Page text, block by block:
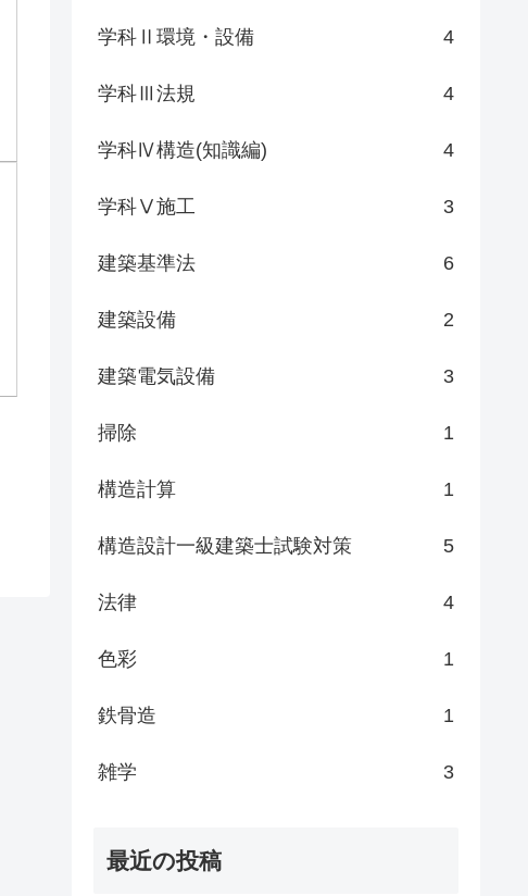
学科Ⅱ環境・設備 4
学科Ⅲ法規 4
学科Ⅳ構造(知識編) 4
学科Ⅴ施工 3
建築基準法 6
建築設備 2
建築電気設備 3
掃除 1
構造計算 1
構造設計一級建築士試験対策 5
法律 4
色彩 1
鉄骨造 1
雑学 3
最近の投稿